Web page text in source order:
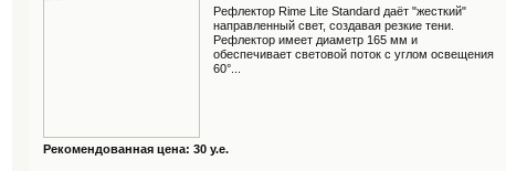
Рефлектор Rime Lite Standard даёт "жесткий"
направленный свет, создавая резкие тени.
Рефлектор имеет диаметр 165 мм и
обеспечивает световой поток с углом освещения
60°...
Рекомендованная цена: 30 у.е.